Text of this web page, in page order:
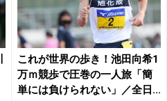
これが世界の歩き！池田向希1
万ｍ競歩で圧巻の一人旅「簡
単には負けられない」／全日...